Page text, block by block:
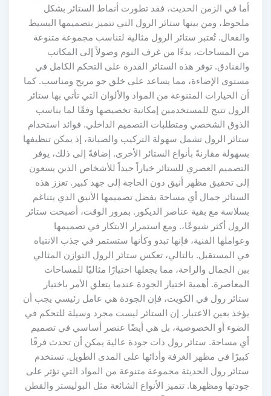
أما في الزمن الحديث، فقد تطورت أنماط الستائر بشكل
ملحوظ، ومن بينها ستائر الرول التي تتميز بتصميمها البسيط
والفعال. تُعتبر ستائر الرول مثالية لتناسب مجموعة متنوعة
من المساحات، بدءًا من غرف النوم وصولاً إلى المكاتب
والفنادق. توفر هذه الستائر القدرة على التحكم الكامل في
مستوى الإضاءة، مما يساعد على خلق جو مريح ومناسب. كما
أن الخيارات المتنوعة من المواد والألوان التي تأتي بها ستائر
الرول تتيح للمستخدمين إمكانية تخصيصها وفقًا لما يناسب
الذوق الشخصي ومتطلبات التصميم الداخلي. فوائد استخدام
ستائر الرول تشمل سهولة التركيب والصيانة، إذ يمكن تنظيفها
بسهولة مقارنةً بأنواع الستائر الأخرى. إضافةً إلى ذلك، يوفر
التصميم العصري للستائر خياراً جيداً للأشخاص الذين يسعون
إلى تحقيق مظهر أنيق دون الحاجة إلى جهد كبير. تعزز هذه
الستائر جمال أي مساحة بفضل تصميمها الأنيق الذي يتناغم
بسلاسة مع بقية عناصر الديكور. بمرور الوقت، أصبحت ستائر
الرول أكثر شيوعًا،. ومع استمرار الابتكار في تصميمها
وعواملها الفنية، فإنها تبدو وكأنها ستستمر في جذب الانتباه
في المستقبل. بالتالي، تعكس ستائر الرول التوازن المثالي
بين الجمال والراحة، مما يجعلها اختيارًا مثاليًا للمساحات
المعاصرة. أهمية اختيار الجودة عندما يتعلق الأمر باختيار
ستائر رول في الكويت، فإن الجودة هي عامل رئيسي يجب أن
يؤخذ بعين الاعتبار. إن الستائر ليست مجرد وسيلة للتحكم في
الضوء أو الخصوصية، بل هي أيضًا عنصر أساسي في تصميم
أي مساحة. ستائر رول ذات جودة عالية يمكن أن تحدث فرقًا
كبيرًا في مظهر الغرفة وأدائها على المدى الطويل. تستخدم
ستائر رول الحديثة مجموعة متنوعة من المواد التي تؤثر على
جودتها ومظهرها. تتميز الأنواع الشائعة مثل البوليستر والقطن